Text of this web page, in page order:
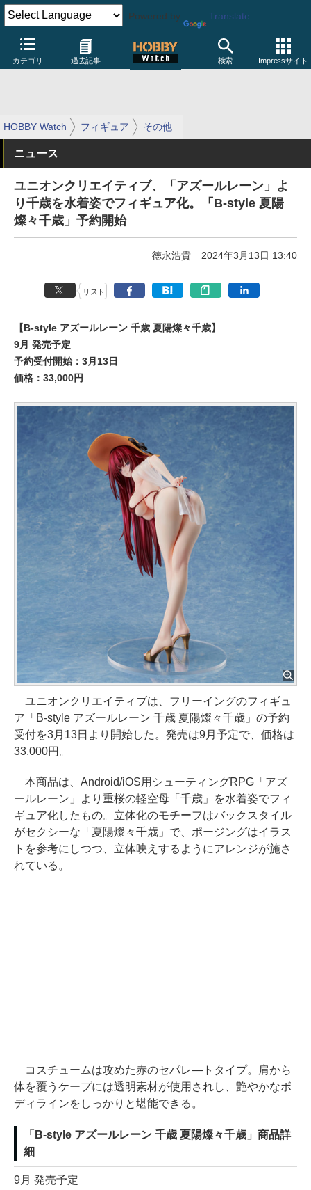
Powered by Translate
カテゴリ 過去記事 検索 Impressサイト
HOBBY Watch フィギュア その他
ニュース
ユニオンクリエイティブ、「アズールレーン」よ
り千歳を水着姿でフィギュア化。「B-style 夏陽
燦々千歳」予約開始
徳永浩貴 2024年3月13日 13:40
リスト
【B-style アズールレーン 千歳 夏陽燦々千歳】
9月 発売予定
予約受付開始：3月13日
価格：33,000円
ユニオンクリエイティブは、フリーイングのフィギュ
ア「B-style アズールレーン 千歳 夏陽燦々千歳」の予約
受付を3月13日より開始した。発売は9月予定で、価格は
33,000円。
本商品は、Android/iOS用シューティングRPG「アズ
ールレーン」より重桜の軽空母「千歳」を水着姿でフィ
ギュア化したもの。立体化のモチーフはバックスタイル
がセクシーな「夏陽燦々千歳」で、ポージングはイラス
トを参考にしつつ、立体映えするようにアレンジが施さ
れている。
コスチュームは攻めた赤のセパレ―トタイプ。肩から
体を覆うケープには透明素材が使用されし、艶やかなボ
ディラインをしっかりと堪能できる。
「B-style アズールレーン 千歳 夏陽燦々千歳」商品詳
細
9月 発売予定